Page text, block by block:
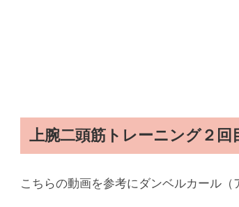
上腕二頭筋トレーニング２回
こちらの動画を参考にダンベルカール（